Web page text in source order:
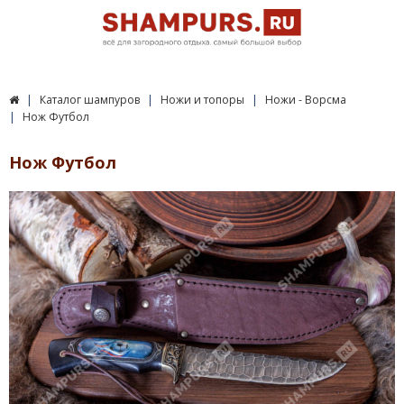
Каталог шампуров Ножи и топоры
Ножи - Ворсма
Нож Футбол
Нож Футбол